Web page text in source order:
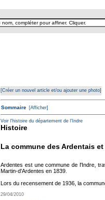
[Créer un nouvel article et/ou ajouter une photo]
Sommaire [Afficher]
Voir l'histoire du département de l'Indre
Histoire
La commune des Ardentais
Ardentes est une commune de l'Indre,
Martin-d'Ardentes en 1839.
Lors du recensement de 1936, la
29/04/2010